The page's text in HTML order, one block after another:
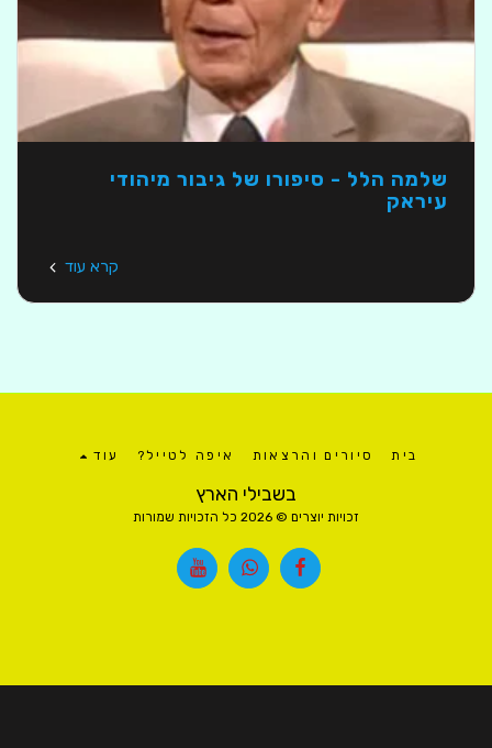
שלמה הלל - סיפורו של גיבור מיהודי
עיראק
קרא עוד
בשבילי הארץ
זכויות יוצרים © 2026 כל הזכויות שמורות
בית סיורים והרצאות איפה לטייל? עוד